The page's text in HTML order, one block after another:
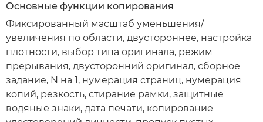
Основные функции копирования
Фиксированный масштаб уменьшения/
увеличения по области, двустороннее, настройка
плотности, выбор типа оригинала, режим
прерывания, двусторонний оригинал, сборное
задание, N на 1, нумерация страниц, нумерация
копий, резкость, стирание рамки, защитные
водяные знаки, дата печати, копирование